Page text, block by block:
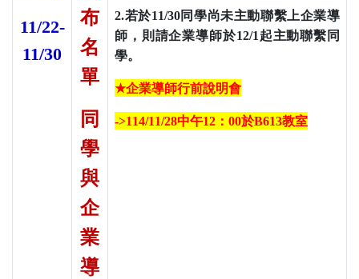
11/22-
11/30
布
名
單
同
學
與
企
業
導
2.若於11/30同學尚未主動聯繫上企業導
師，則請企業導師於12/1起主動聯繫同
學。
★企業導師行前說明會
->114/11/28中午12：00於B613教室